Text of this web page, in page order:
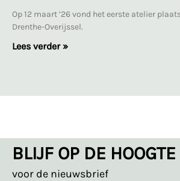
Op 12 maart ’26 vond het eerste atelier
Drenthe-Overijssel.
Lees verder »
BLIJF OP DE HOOGTE
voor de nieuwsbrief